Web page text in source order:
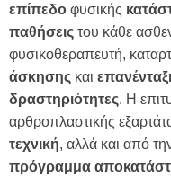
επίπεδο φυσικής
παθήσεις του κάθε
φυσικοθεραπευτή,
άσκησης και
δραστηριότητες. Η
αρθροπλαστικής
τεχνική, αλλά και από
πρόγραμμα